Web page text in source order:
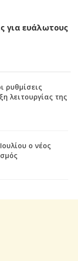
για ευάλωτους
ρυθμίσεις
λειτουργίας της
ο νέος